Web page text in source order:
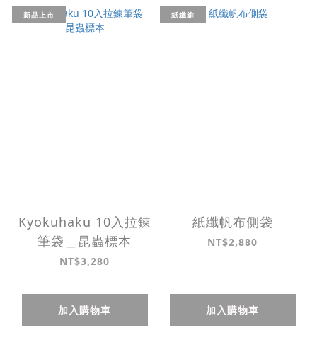
新品上市
Kyokuhaku 10入拉鍊
筆袋＿昆蟲標本
NT$3,280
加入購物車
紙纖維
紙纖帆布側袋
NT$2,880
加入購物車